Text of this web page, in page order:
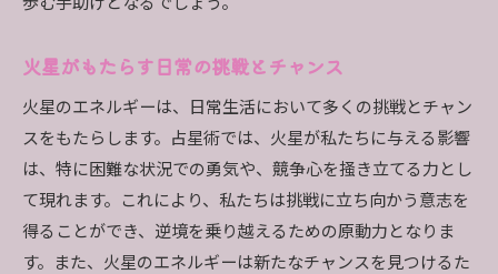
火星がもたらす日常の挑戦とチャンス
火星のエネルギーは、日常生活において多くの挑戦とチャン
スをもたらします。占星術では、火星が私たちに与える影響
は、特に困難な状況での勇気や、競争心を掻き立てる力とし
て現れます。これにより、私たちは挑戦に立ち向かう意志を
得ることができ、逆境を乗り越えるための原動力となりま
す。また、火星のエネルギーは新たなチャンスを見つけるた